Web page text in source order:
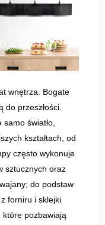
wnętrza. Bogate
do przeszłości.
światło,
kształtach, od
często wykonuje
sztucznych oraz
do podstaw
forniru i sklejki
które pozbawiają